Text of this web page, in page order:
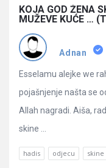
Latest
Pitanja
KOJA GOD ŽENA
MUŽEVE KUĆE …
Adnan
Esselamu alejke we
pojašnjenje našta se
Allah nagradi. Aiša,
skine ...
hadis odjecu skine